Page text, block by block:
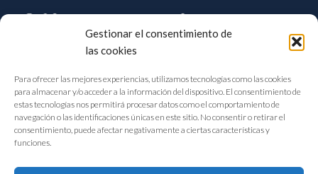
Gestionar el consentimiento de
las cookies
Para ofrecer las mejores experiencias, utilizamos tecnologías como las cookies
para almacenar y/o acceder a la información del dispositivo. El consentimiento de
estas tecnologías nos permitirá procesar datos como el comportamiento de
navegación o las identificaciones únicas en este sitio. No consentir o retirar el
consentimiento, puede afectar negativamente a ciertas características y
funciones.